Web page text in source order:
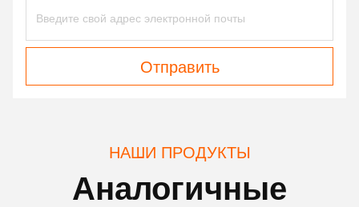
Отправить
НАШИ ПРОДУКТЫ
Аналогичные